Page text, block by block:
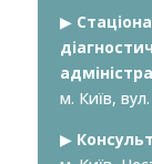
▶︎
м. Київ,
▶︎